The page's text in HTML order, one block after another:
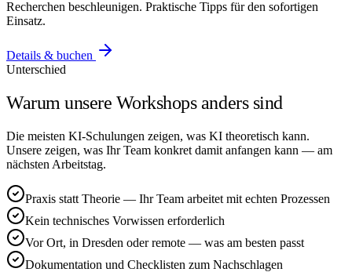
Recherchen beschleunigen. Praktische Tipps für den sofortigen
Einsatz.
Details & buchen
Unterschied
Warum unsere Workshops anders sind
Die meisten KI-Schulungen zeigen, was KI theoretisch kann.
Unsere zeigen, was Ihr Team konkret damit anfangen kann — am
nächsten Arbeitstag.
Praxis statt Theorie — Ihr Team arbeitet mit echten Prozessen
Kein technisches Vorwissen erforderlich
Vor Ort, in Dresden oder remote — was am besten passt
Dokumentation und Checklisten zum Nachschlagen